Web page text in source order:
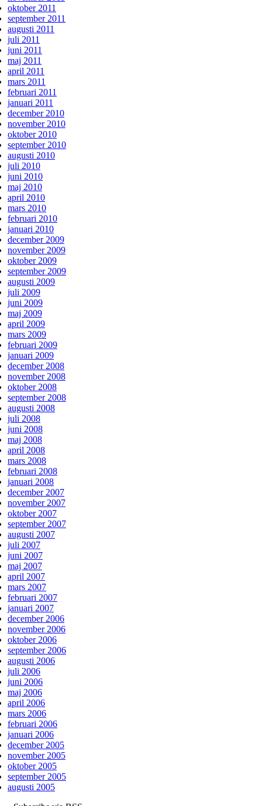
oktober 2011
september 2011
augusti 2011
juli 2011
juni 2011
maj 2011
april 2011
mars 2011
februari 2011
januari 2011
december 2010
november 2010
oktober 2010
september 2010
augusti 2010
juli 2010
juni 2010
maj 2010
april 2010
mars 2010
februari 2010
januari 2010
december 2009
november 2009
oktober 2009
september 2009
augusti 2009
juli 2009
juni 2009
maj 2009
april 2009
mars 2009
februari 2009
januari 2009
december 2008
november 2008
oktober 2008
september 2008
augusti 2008
juli 2008
juni 2008
maj 2008
april 2008
mars 2008
februari 2008
januari 2008
december 2007
november 2007
oktober 2007
september 2007
augusti 2007
juli 2007
juni 2007
maj 2007
april 2007
mars 2007
februari 2007
januari 2007
december 2006
november 2006
oktober 2006
september 2006
augusti 2006
juli 2006
juni 2006
maj 2006
april 2006
mars 2006
februari 2006
januari 2006
december 2005
november 2005
oktober 2005
september 2005
augusti 2005